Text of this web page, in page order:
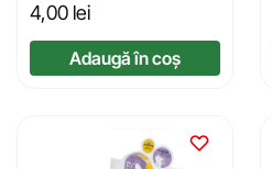
4,00 lei
Adaugă în coș